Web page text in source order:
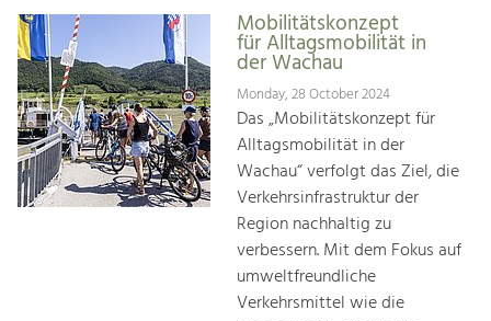
Increase in Regional Value Added.Mobilitätskonzept
für Alltagsmobilität in
der Wachau
Monday, 28 October 2024
Das „Mobilitätskonzept für
Alltagsmobilität in der
Wachau“ verfolgt das Ziel, die
Verkehrsinfrastruktur der
Region nachhaltig zu
verbessern. Mit dem Fokus auf
umweltfreundliche
Verkehrsmittel wie die